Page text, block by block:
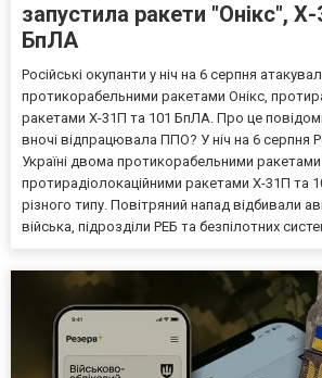
запустила ракети "Онікс",
БпЛА
Російські окупанти у ніч на 6 серпня
протикорабельними ракетами Онікс,
ракетами Х-31П та 101 БпЛА. Про це
вночі відпрацювала ППО? У ніч на 6 серпня
Україні двома протикорабельними
протирадіолокаційними ракетами Х-31П та
різного типу. Повітряний напад відбивали
війська, підрозділи РЕБ та безпілотних